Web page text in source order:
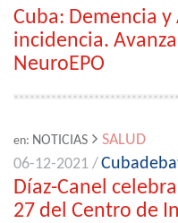
Cuba: Demencia
incidencia.
NeuroEPO
en: NOTICIAS
SALUD
06-12-2021 /
Díaz-Canel
27 del Centro de